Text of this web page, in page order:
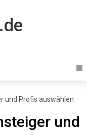
und Profis auswählen
und